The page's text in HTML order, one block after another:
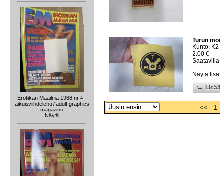
Erotiikan Maailma 1988 nr 4 -
aikuisviihdelehti / adult graphics
magazine
Näytä
Turun
Kunto:
2.00 €
Näytä
<< 1